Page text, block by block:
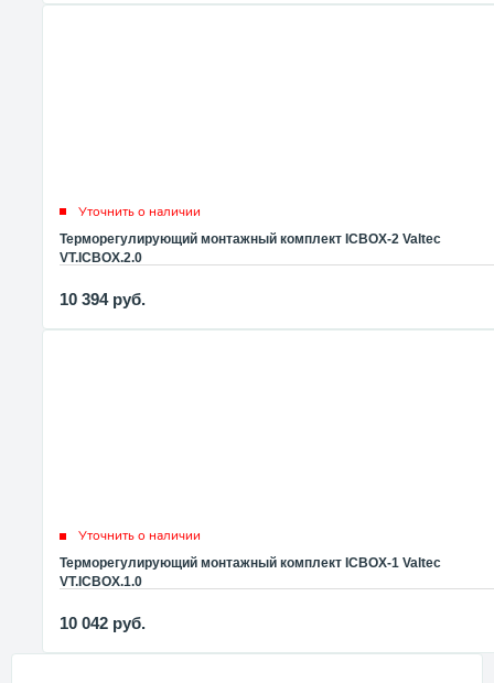
Уточнить о наличии
Терморегулирующий монтажный комплект ICBOX-2 Valtec
VT.ICBOX.2.0
10 394 руб.
Уточнить о наличии
Терморегулирующий монтажный комплект ICBOX-1 Valtec
VT.ICBOX.1.0
10 042 руб.